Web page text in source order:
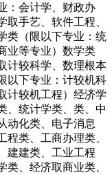
：会计学、财政办
手艺、软件工程、
类（限以下专业：统
业等专业）数学类
计较科学、数理根本
以下专业：计较机科
计较机工程）经济学
、统计学类、类、中
动化类、电子消息
类、工商办理类、
建建类、工业工程
、经济取商业类、